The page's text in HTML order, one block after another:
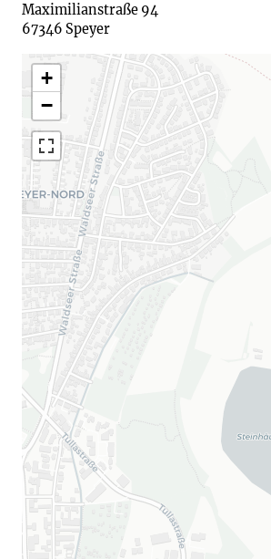
Maximilianstraße 94
67346 Speyer
+
−